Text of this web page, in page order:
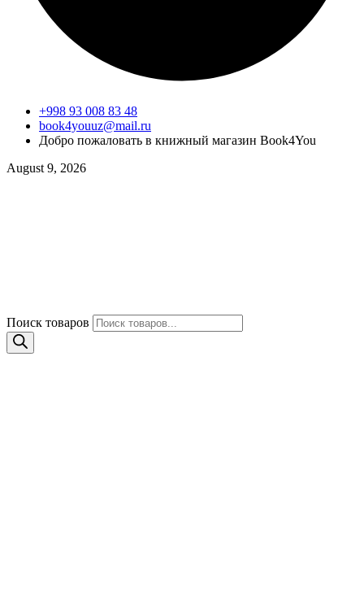
+998 93 008 83 48
book4youuz@mail.ru
Добро пожаловать в книжный магазин Book4You
August 9, 2026
Поиск товаров